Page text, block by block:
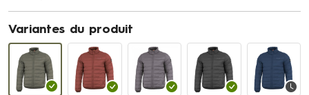
Variantes du produit